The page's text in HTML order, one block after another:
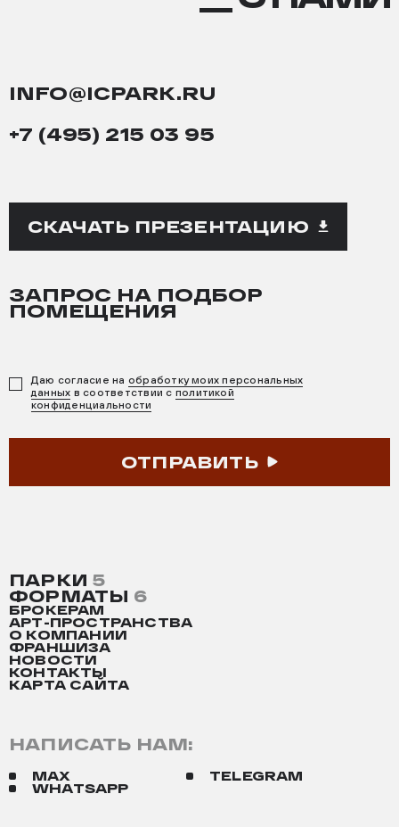
INFO@ICPARK.RU
+7 (495) 215 03 95
СКАЧАТЬ ПРЕЗЕНТАЦИЮ
ПАРКИ 5
ФОРМАТЫ 6
БРОКЕРАМ
АРТ-ПРОСТРАНСТВА
О КОМПАНИИ
ФРАНШИЗА
НОВОСТИ
КОНТАКТЫ
КАРТА САЙТА
ЗАПРОС НА ПОДБОР
ПОМЕЩЕНИЯ
Даю согласие на обработку моих персональных
данных в соответствии с политикой
конфиденциальности
ОТПРАВИТЬ
НАПИСАТЬ НАМ:
MAX
TELEGRAM
WHATSAPP